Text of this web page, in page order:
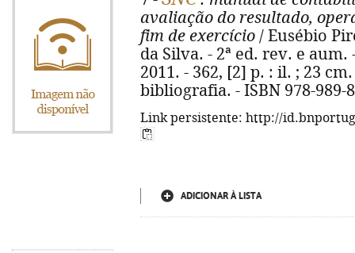
avaliação do resultado,
fim de exercício / Eusébio
da Silva. - 2ª ed. rev. e
2011. - 362, [2] p. : il. ; 23
bibliografia. - ISBN 978-989-
Link persistente: http://
ADICIONAR À LISTA